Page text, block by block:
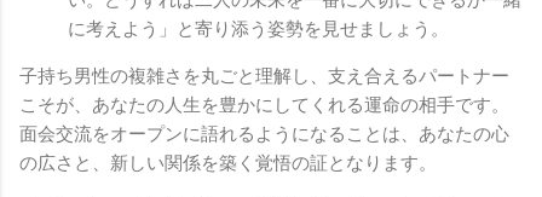
に考えよう」と寄り添う姿勢を見せましょう。
子持ち男性の複雑さを丸ごと理解し、支え合えるパートナー
こそが、あなたの人生を豊かにしてくれる運命の相手です。
面会交流をオープンに語れるようになることは、あなたの心
の広さと、新しい関係を築く覚悟の証となります。